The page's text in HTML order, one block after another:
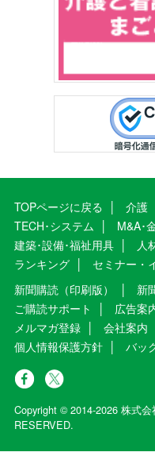
TOPページに戻る 介護
TECH･システム
M&A･
建築･設備･福祉用具
人
ランキング
セミナー・
新聞購読（印刷版）
新
ご購読サポート
広告案
メルマガ登録
会社案内
個人情報保護方針
バッ
Copyright © 2014-2026 株式
RESERVED.